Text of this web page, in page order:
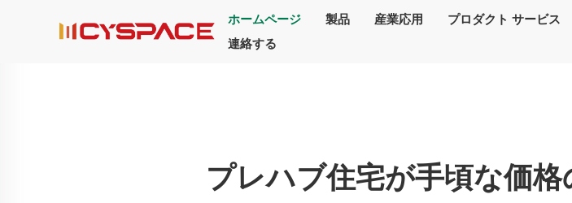
ホームページ 製品 産業応用 プロダクト サービス
連絡する
プレハブ住宅が手頃な価